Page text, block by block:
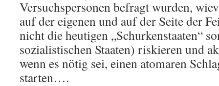
Versuchspersonen befragt wurden,
auf der eigenen und auf der Seite der
nicht die heutigen „Schurkenstaaten“
sozialistischen Staaten) riskieren und
wenn es nötig sei, einen atomaren
starten….